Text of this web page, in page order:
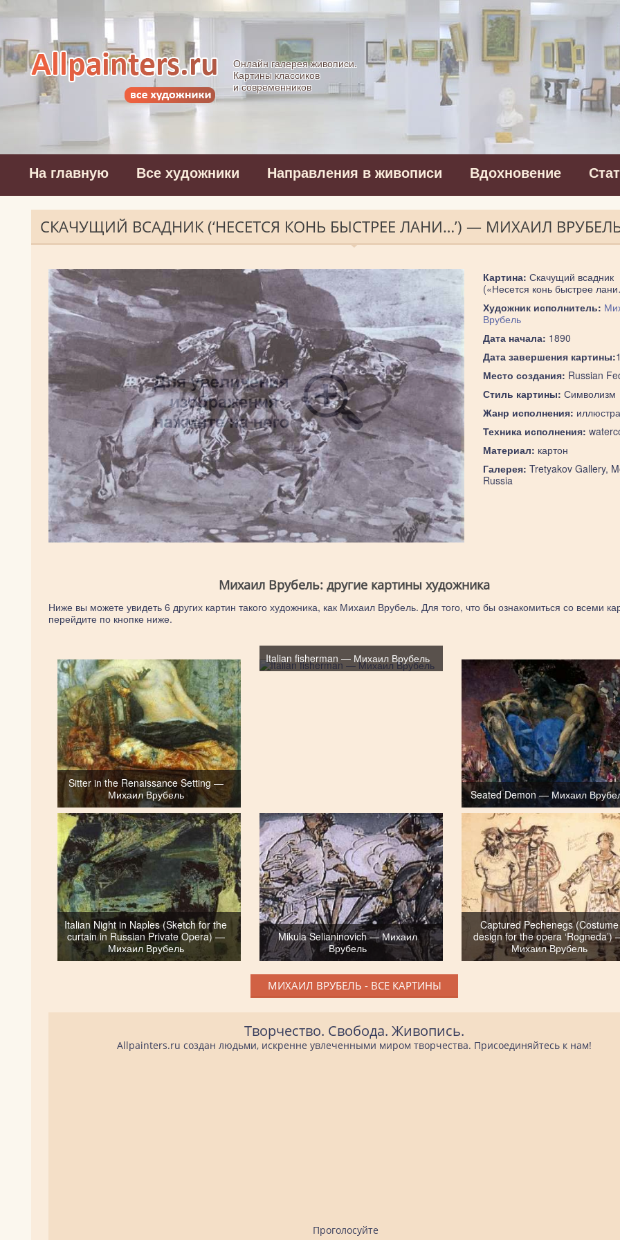
Allpainters.ru - картинная галерея
Онлайн галерея живописи.
Картины классиков
и современников
На главную Все художники Направления в живописи Вдохновение
СКАЧУЩИЙ ВСАДНИК (‘НЕСЕТСЯ КОНЬ БЫСТРЕЕ ЛАНИ…’) — МИХАИЛ
Картина: Скачущий всадник
(«Несется конь быстрее
Художник исполнитель:
Врубель
Дата начала: 1890
Дата завершения картины:
Место создания: Russian
Стиль картины: Символизм
Жанр исполнения:
Техника исполнения:
Материал: картон
Галерея: Tretyakov Gallery,
Russia
Михаил Врубель: другие картины художника
Ниже вы можете увидеть 6 других картин такого художника, как Михаил Врубель. Для того, что бы ознакомиться со всеми
перейдите по кнопке ниже.
Sitter in the Renaissance Setting —
Михаил Врубель
Italian fisherman — Михаил Врубель
Seated Demon — Михаил
Italian Night in Naples (Sketch for the
curtain in Russian Private Opera) —
Михаил Врубель
Mikula Selianinovich — Михаил
Врубель
Captured Pechenegs (Costume
design for the opera ‘Rogneda’)
Михаил Врубель
МИХАИЛ ВРУБЕЛЬ - ВСЕ КАРТИНЫ
Творчество. Свобода. Живопись.
Allpainters.ru создан людьми, искренне увлеченными миром творчества. Присоединяйтесь к нам!
Проголосуйте